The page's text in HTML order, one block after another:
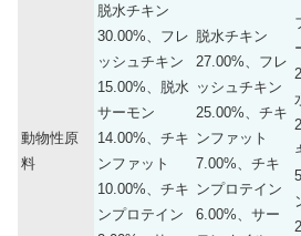
動物性原
料
脱水チキン
30.00%、フレ
ッシュチキン
15.00%、脱水
サーモン
14.00%、チキ
ンファット
10.00%、チキ
ンプロテイン
脱水チキン
27.00%、フレ
ッシュチキン
25.00%、チキ
ンファット
7.00%、チキ
ンプロテイン
6.00%、サー